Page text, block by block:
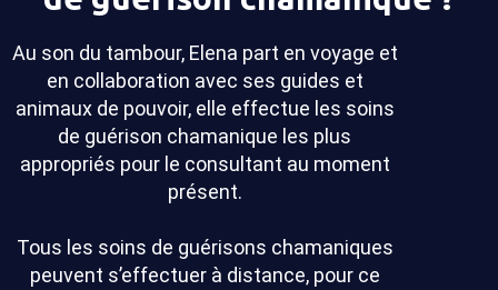
Au son du tambour, Elena part en voyage et
en collaboration avec ses guides et
animaux de pouvoir, elle effectue les soins
de guérison chamanique les plus
appropriés pour le consultant au moment
présent.
Tous les soins de guérisons chamaniques
peuvent s’effectuer à distance, pour ce